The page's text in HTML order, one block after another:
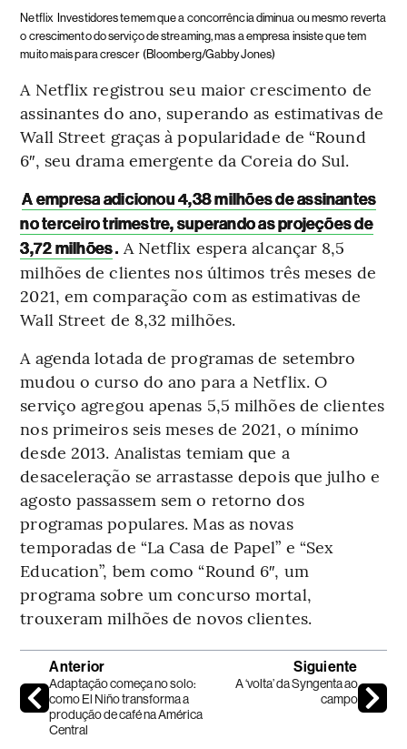
Netflix Investidores temem que a concorrência diminua ou mesmo reverta
o crescimento do serviço de streaming, mas a empresa insiste que tem
muito mais para crescer (Bloomberg/Gabby Jones)
A Netflix registrou seu maior crescimento de
assinantes do ano, superando as estimativas de
Wall Street graças à popularidade de “Round
6″, seu drama emergente da Coreia do Sul.
A empresa adicionou 4,38 milhões de assinantes
no terceiro trimestre, superando as projeções de
3,72 milhões. A Netflix espera alcançar 8,5
milhões de clientes nos últimos três meses de
2021, em comparação com as estimativas de
Wall Street de 8,32 milhões.
A agenda lotada de programas de setembro
mudou o curso do ano para a Netflix. O
serviço agregou apenas 5,5 milhões de clientes
nos primeiros seis meses de 2021, o mínimo
desde 2013. Analistas temiam que a
desaceleração se arrastasse depois que julho e
agosto passassem sem o retorno dos
programas populares. Mas as novas
temporadas de “La Casa de Papel” e “Sex
Education”, bem como “Round 6″, um
programa sobre um concurso mortal,
trouxeram milhões de novos clientes.
Anterior
Adaptação começa no solo:
como El Niño transforma a
produção de café na América
Central
Siguiente
A ‘volta’ da Syngenta ao
campo